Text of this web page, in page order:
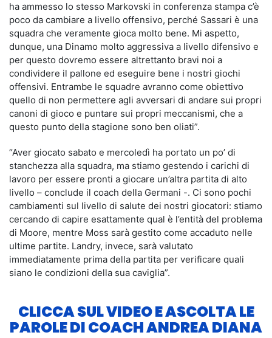
ha ammesso lo stesso Markovski in conferenza stampa c’è
poco da cambiare a livello offensivo, perché Sassari è una
squadra che veramente gioca molto bene. Mi aspetto,
dunque, una Dinamo molto aggressiva a livello difensivo e
per questo dovremo essere altrettanto bravi noi a
condividere il pallone ed eseguire bene i nostri giochi
offensivi. Entrambe le squadre avranno come obiettivo
quello di non permettere agli avversari di andare sui propri
canoni di gioco e puntare sui propri meccanismi, che a
questo punto della stagione sono ben oliati”.
“Aver giocato sabato e mercoledì ha portato un po’ di
stanchezza alla squadra, ma stiamo gestendo i carichi di
lavoro per essere pronti a giocare un’altra partita di alto
livello – conclude il coach della Germani -. Ci sono pochi
cambiamenti sul livello di salute dei nostri giocatori: stiamo
cercando di capire esattamente qual è l’entità del problema
di Moore, mentre Moss sarà gestito come accaduto nelle
ultime partite. Landry, invece, sarà valutato
immediatamente prima della partita per verificare quali
siano le condizioni della sua caviglia”.
CLICCA SUL VIDEO E ASCOLTA LE
PAROLE DI COACH ANDREA DIANA